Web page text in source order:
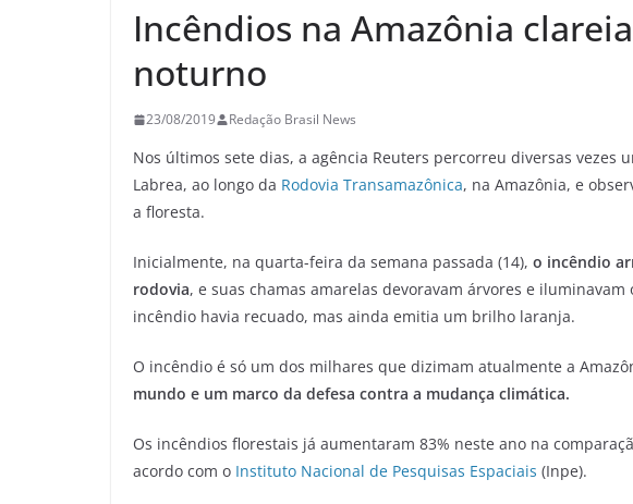
Incêndios na Amazônia
noturno
23/08/2019 Redação Brasil News
Nos últimos sete dias, a agência Reuters percorreu diversas vezes
Labrea, ao longo da Rodovia Transamazônica, na Amazônia, e
a floresta.
Inicialmente, na quarta-feira da semana passada (14), o incêndio
rodovia, e suas chamas amarelas devoravam árvores e
incêndio havia recuado, mas ainda emitia um brilho laranja.
O incêndio é só um dos milhares que dizimam atualmente a
mundo e um marco da defesa contra a mudança climática.
Os incêndios florestais já aumentaram 83% neste ano na
acordo com o Instituto Nacional de Pesquisas Espaciais (Inpe).